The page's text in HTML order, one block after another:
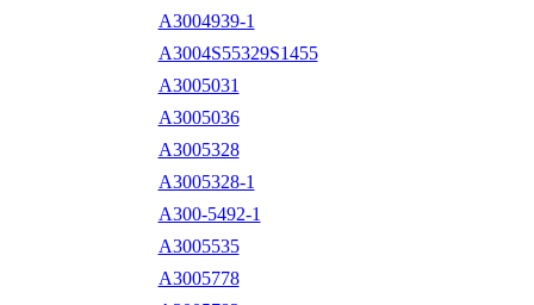
A3004939-1
A3004S55329S1455
A3005031
A3005036
A3005328
A3005328-1
A300-5492-1
A3005535
A3005778